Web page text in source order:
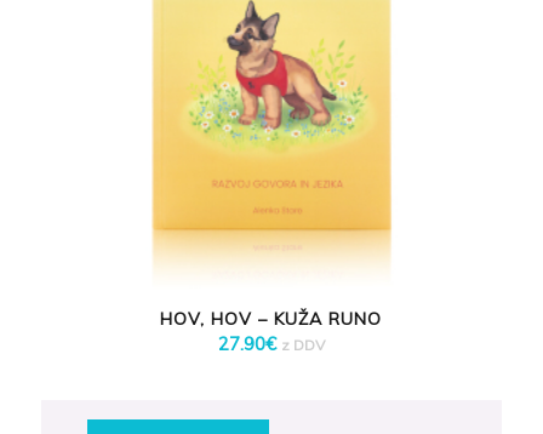
HOV, HOV – KUŽA RUNO
27.90€ z DDV